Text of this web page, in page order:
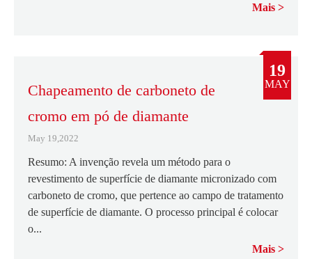
Mais
Chapeamento de carboneto de
cromo em pó de diamante
May 19,2022
Resumo: A invenção revela um método para o
revestimento de superfície de diamante micronizado com
carboneto de cromo, que pertence ao campo de tratamento
de superfície de diamante. O processo principal é colocar
o...
Mais
19
MAY